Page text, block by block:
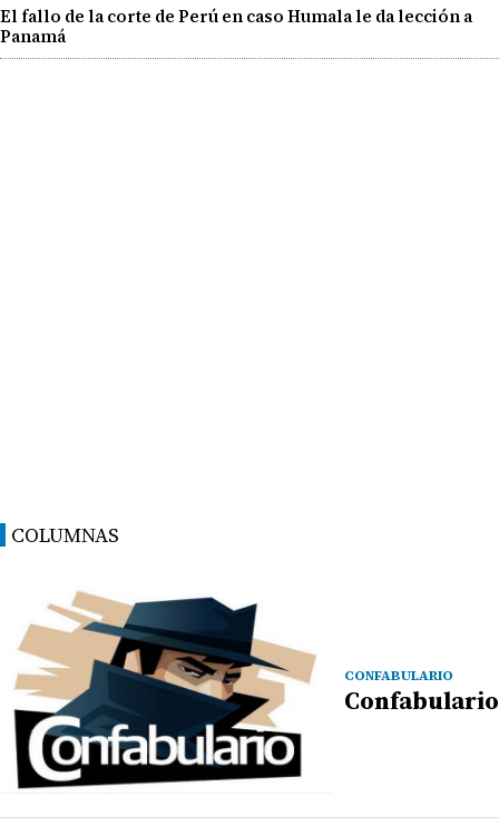
El fallo de la corte de Perú en caso Humala le da lección a
Panamá
COLUMNAS
CONFABULARIO
Confabulario